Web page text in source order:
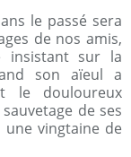
le passé sera
de nos amis,
insistant sur la
son aïeul a
le douloureux
de ses
vingtaine de